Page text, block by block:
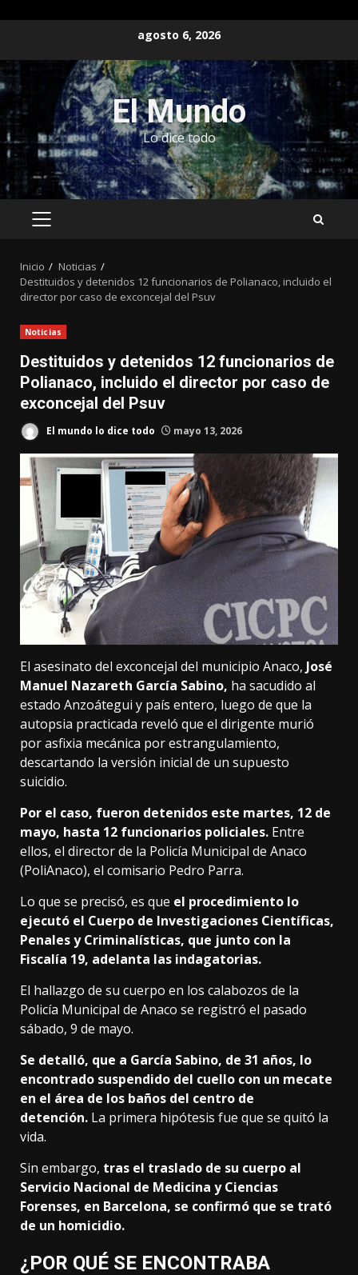
contenido
agosto 6, 2026
El Mundo
Lo dice todo
MENÚ
Inicio
Noticias
Destituidos y detenidos 12 funcionarios de Polianaco, incluido el
director por caso de exconcejal del Psuv
Noticias
Destituidos y detenidos 12 funcionarios de
Polianaco, incluido el director por caso de
exconcejal del Psuv
El mundo lo dice todo mayo 13, 2026
El asesinato del exconcejal del municipio Anaco, José
Manuel Nazareth García Sabino, ha sacudido al
estado Anzoátegui y país entero, luego de que la
autopsia practicada reveló que el dirigente murió
por asfixia mecánica por estrangulamiento,
descartando la versión inicial de un supuesto
suicidio.
Por el caso, fueron detenidos este martes, 12 de
mayo, hasta 12 funcionarios policiales. Entre
ellos, el director de la Policía Municipal de Anaco
(PoliAnaco), el comisario Pedro Parra.
Lo que se precisó, es que el procedimiento lo
ejecutó el Cuerpo de Investigaciones Científicas,
Penales y Criminalísticas, que junto con la
Fiscalía 19, adelanta las indagatorias.
El hallazgo de su cuerpo en los calabozos de la
Policía Municipal de Anaco se registró el pasado
sábado, 9 de mayo.
Se detalló, que a García Sabino, de 31 años, lo
encontrado suspendido del cuello con un mecate
en el área de los baños del centro de
detención. La primera hipótesis fue que se quitó la
vida.
Sin embargo, tras el traslado de su cuerpo al
Servicio Nacional de Medicina y Ciencias
Forenses, en Barcelona, se confirmó que se trató
de un homicidio.
¿POR QUÉ SE ENCONTRABA